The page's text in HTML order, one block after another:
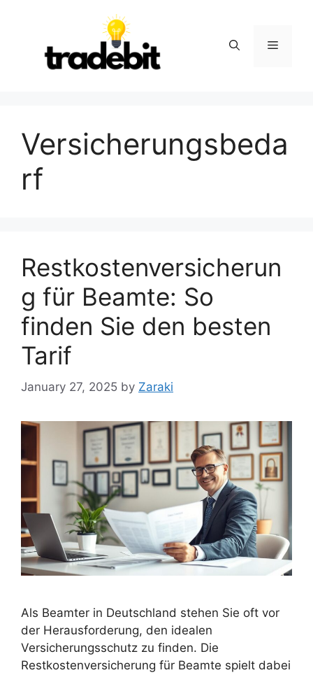
Menu
Versicherungsbeda
rf
Restkostenversicherun
g für Beamte: So
finden Sie den besten
Tarif
January 27, 2025 by Zaraki
Als Beamter in Deutschland stehen Sie oft vor
der Herausforderung, den idealen
Versicherungsschutz zu finden. Die
Restkostenversicherung für Beamte spielt dabei